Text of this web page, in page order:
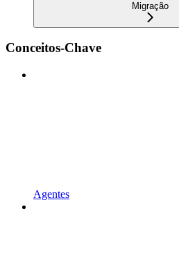
Migração
Conceitos-Chave
Agentes